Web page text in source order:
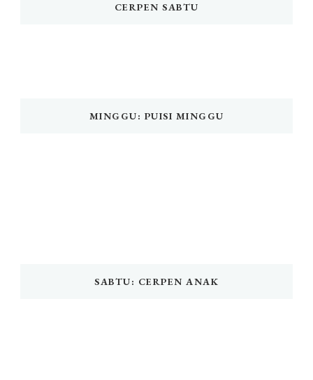
CERPEN SABTU
MINGGU: PUISI MINGGU
SABTU: CERPEN ANAK